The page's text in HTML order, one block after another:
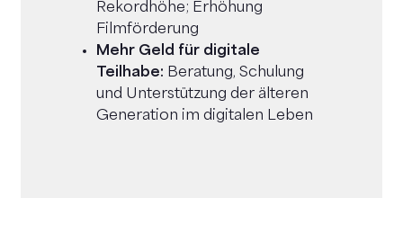
Rekordhöhe; Erhöhung
Filmförderung
Mehr Geld für digitale
Teilhabe: Beratung, Schulung
und Unterstützung der älteren
Generation im digitalen Leben